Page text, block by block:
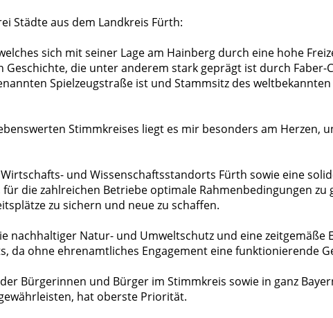
Städte aus dem Landkreis Fürth:
sich mit seiner Lage am Hainberg durch eine hohe
Geschichte, die unter anderem stark geprägt ist durch
Spielzeugstraße ist und Stammsitz des
Stimmkreises liegt es mir besonders am Herzen,
und Wissenschaftsstandorts Fürth sowie eine
die zahlreichen Betriebe optimale Rahmenbedingungen
zu sichern und neue zu schaffen.
nachhaltiger Natur- und Umweltschutz und eine zeitgemäße
da ohne ehrenamtliches Engagement eine funktionierende
Bürgerinnen und Bürger im Stimmkreis sowie in ganz
hat oberste Priorität.